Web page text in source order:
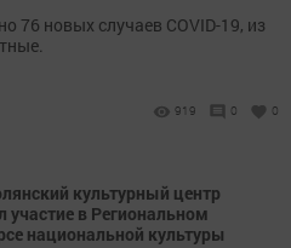
76 новых случаев COVID-19, из
919 0 0
культурный центр
участие в Региональном
национальной культуры